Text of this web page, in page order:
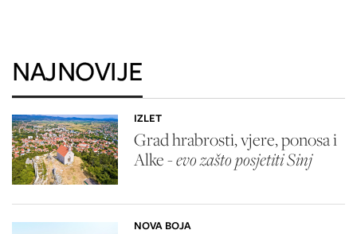
NAJNOVIJE
IZLET
Grad hrabrosti, vjere, ponosa i
Alke -evo zašto posjetiti Sinj
NOVA BOJA